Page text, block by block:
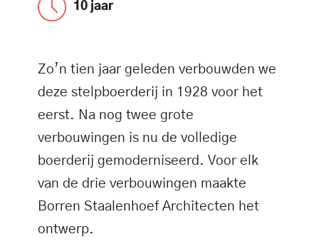
10 jaar
Zo’n tien jaar geleden verbouwden we
deze stelpboerderij in 1928 voor het
eerst. Na nog twee grote
verbouwingen is nu de volledige
boerderij gemoderniseerd. Voor elk
van de drie verbouwingen maakte
Borren Staalenhoef Architecten het
ontwerp.